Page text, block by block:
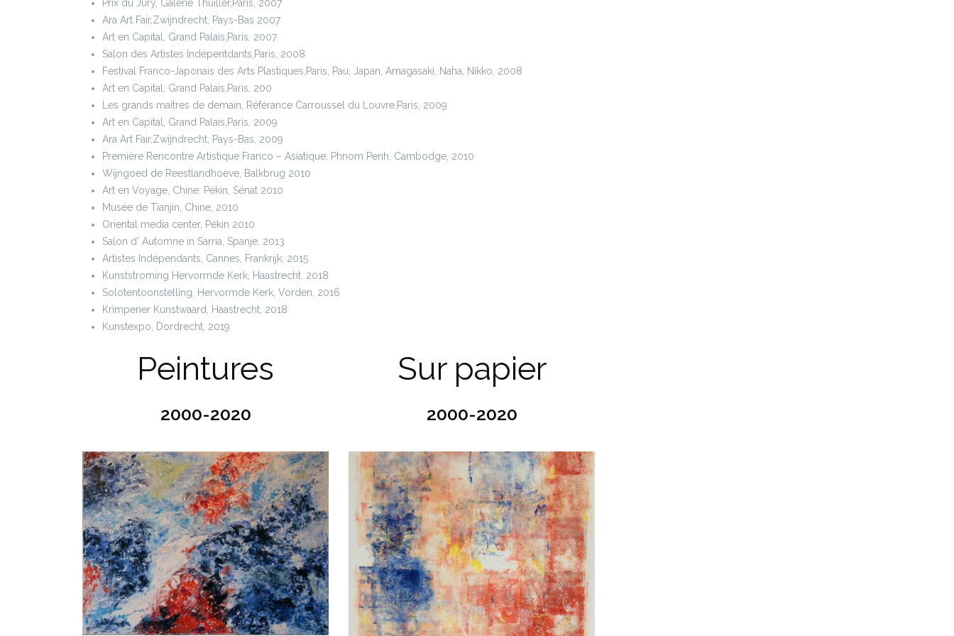
Prix du Jury, Galerie Thuiller,Paris, 2007
Ara Art Fair,Zwijndrecht, Pays-Bas 2007
Art en Capital, Grand Palais,Paris, 2007
Salon des Artistes Indépentdants,Paris, 2008
Festival Franco-Japonais des Arts Plastiques,Paris, Pau, Japan, Amagasaki, Naha, Nikko, 2008
Art en Capital, Grand Palais,Paris, 200
Les grands maîtres de demain, Référance Carroussel du Louvre,Paris, 2009
Art en Capital, Grand Palais,Paris, 2009
Ara Art Fair,Zwijndrecht, Pays-Bas, 2009
Première Rencontre Artistique Franco – Asiatique, Phnom Penh, Cambodge, 2010
Wijngoed de Reestlandhoeve, Balkbrug 2010
Art en Voyage, Chine: Pékin, Sénat 2010
Musée de Tianjin, Chine, 2010
Oriental media center, Pékin 2010
Salon d’ Automne in Sarria, Spanje, 2013
Artistes Indépendants, Cannes, Frankrijk, 2015
Kunststroming Hervormde Kerk, Haastrecht. 2018
Solotentoonstelling, Hervormde Kerk, Vorden, 2016
Krimpener Kunstwaard, Haastrecht, 2018
Kunstexpo, Dordrecht, 2019
Peintures
2000-2020
Sur papier
2000-2020